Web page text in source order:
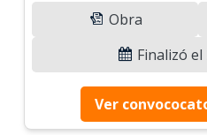
Obra
Finalizó el
Ver